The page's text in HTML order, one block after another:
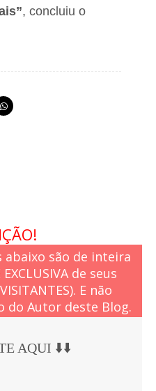
, concluiu o
são de inteira
EXCLUSIVA de seus
E não
do Autor deste Blog.
AQUI ⬇️⬇️